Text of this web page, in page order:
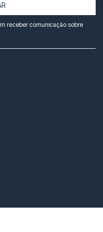
receber comunicação sobre